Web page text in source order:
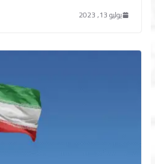
يوليو 13, 2023